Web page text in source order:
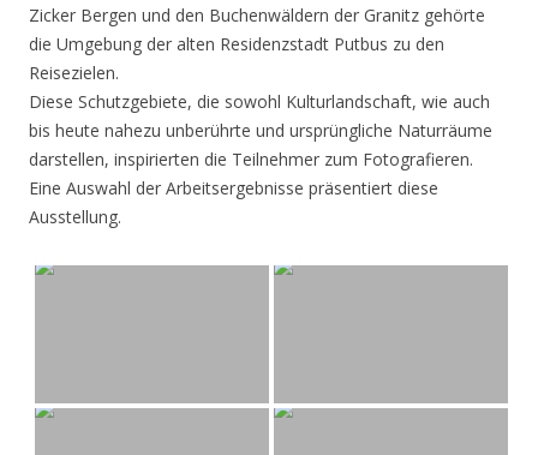
Zicker Bergen und den Buchenwäldern der Granitz gehörte
die Umgebung der alten Residenzstadt Putbus zu den
Reisezielen.
Diese Schutzgebiete, die sowohl Kulturlandschaft, wie auch
bis heute nahezu unberührte und ursprüngliche Naturräume
darstellen, inspirierten die Teilnehmer zum Fotografieren.
Eine Auswahl der Arbeitsergebnisse präsentiert diese
Ausstellung.